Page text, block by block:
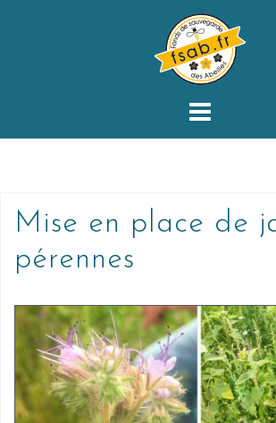
Mise en place de
pérennes